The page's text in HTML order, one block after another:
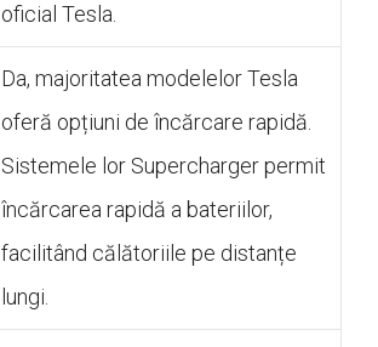
oficial Tesla.
Da, majoritatea modelelor Tesla
oferă opțiuni de încărcare rapidă.
Sistemele lor Supercharger permit
încărcarea rapidă a bateriilor,
facilitând călătoriile pe distanțe
lungi.